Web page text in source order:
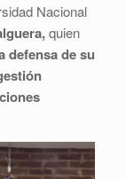
Nacional
quien
defensa de su